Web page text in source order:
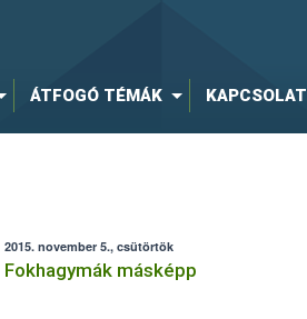
ÁTFOGÓ TÉMÁK KAPCSOLAT
2015. november 5., csütörtök
Fokhagymák másképp